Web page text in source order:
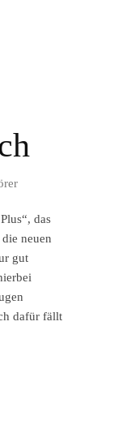
das
neuen
gut
dafür fällt